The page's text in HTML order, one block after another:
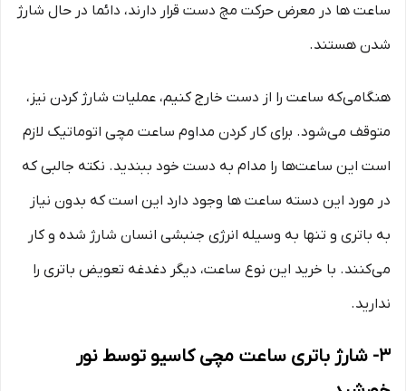
ساعت‌ ها در معرض حرکت مچ دست قرار دارند، دائما در حال شارژ
شدن هستند.
هنگامی‌که ساعت را از دست خارج کنیم، عملیات شارژ کردن نیز،
متوقف می‌شود. برای کار کردن مداوم ساعت مچی اتوماتیک لازم
است این‌ ساعت‌ها را مدام به دست خود ببندید. نکته جالبی که
در مورد این دسته ساعت‌ ها وجود دارد این است که بدون نیاز
به باتری و تنها به وسیله انرژی جنبشی انسان شارژ شده و کار
می‌کنند. با خرید این نوع ساعت، دیگر دغدغه تعویض باتری را
ندارید.
3- شارژ باتری ساعت مچی کاسیو توسط نور